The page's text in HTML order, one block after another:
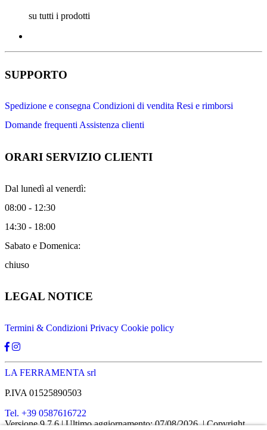
su tutti i prodotti
SUPPORTO
Spedizione e consegna Condizioni di vendita Resi e rimborsi
Domande frequenti Assistenza clienti
ORARI SERVIZIO CLIENTI
Dal lunedì al venerdì:
08:00 - 12:30
14:30 - 18:00
Sabato e Domenica:
chiuso
LEGAL NOTICE
Termini & Condizioni Privacy Cookie policy
LA FERRAMENTA srl
P.IVA 01525890503
Tel. +39 0587616722
Versione 9.7.6 | Ultimo aggiornamento: 07/08/2026 | Copyright